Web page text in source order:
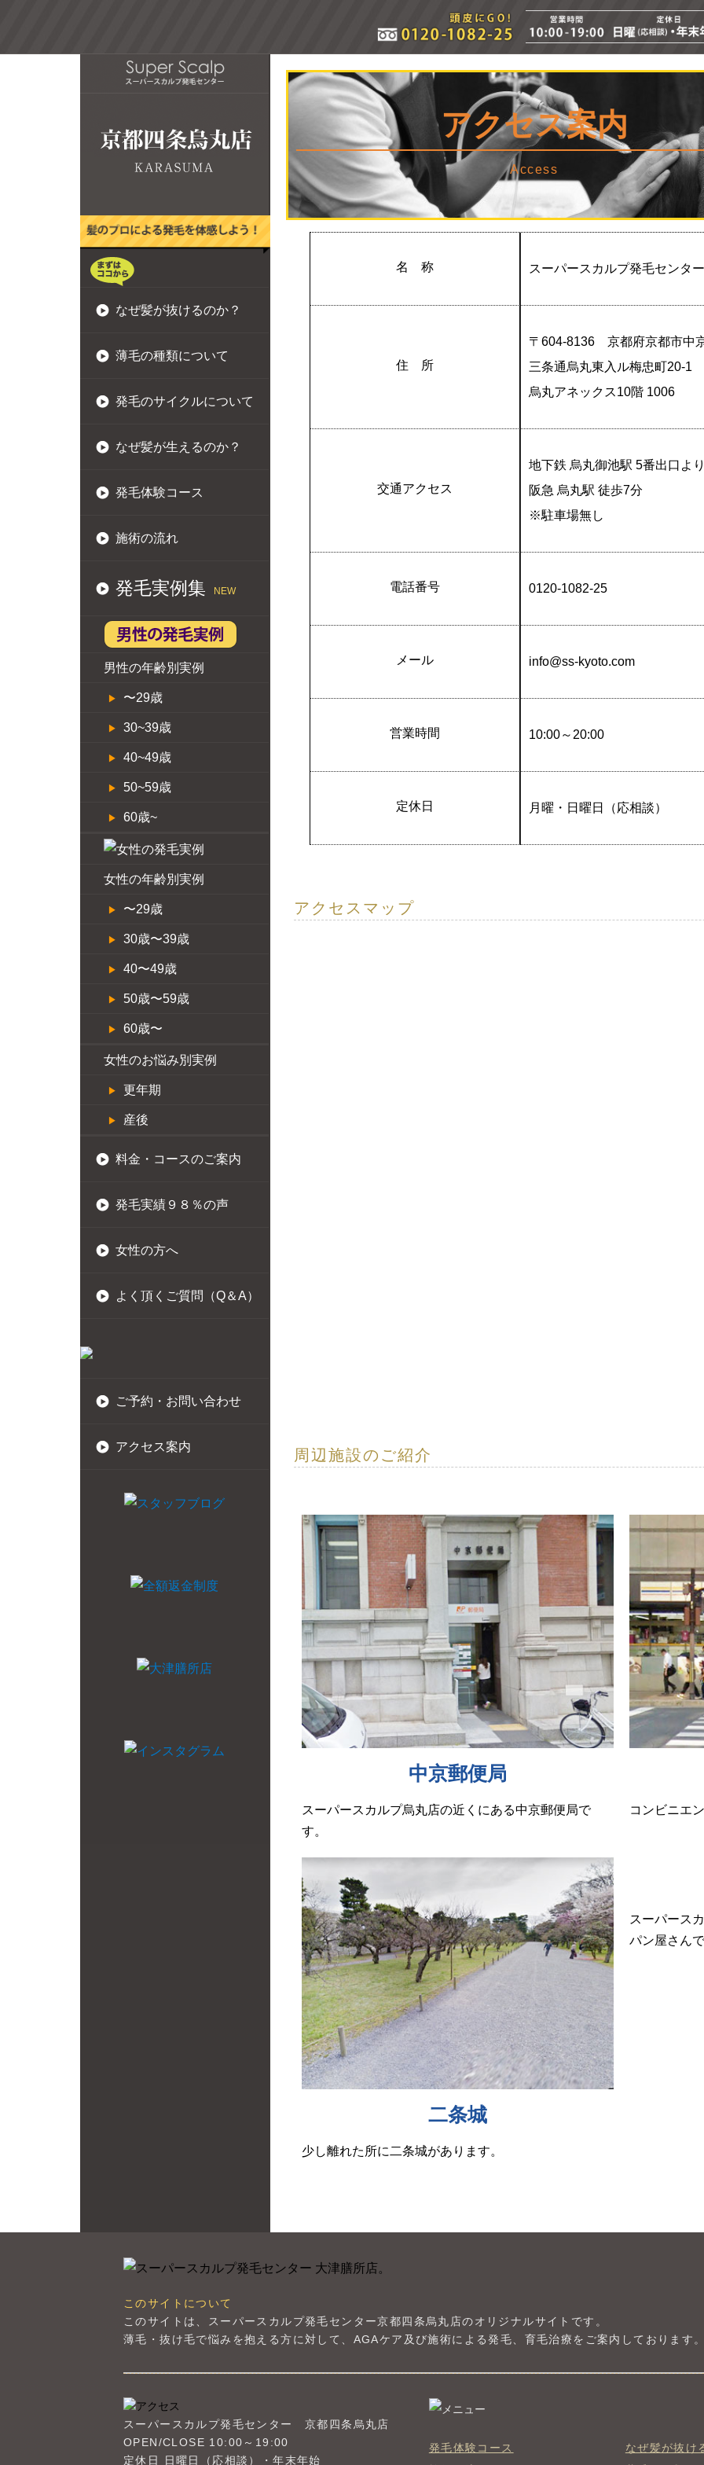
なぜ髪が抜けるのか？
薄毛の種類について
発毛のサイクルについて
なぜ髪が生えるのか？
発毛体験コース
施術の流れ
発毛実例集 NEW
男性の年齢別実例
〜29歳
30~39歳
40~49歳
50~59歳
60歳~
女性の年齢別実例
〜29歳
30歳〜39歳
40〜49歳
50歳〜59歳
60歳〜
女性のお悩み別実例
更年期
産後
料金・コースのご案内
発毛実績９８％の声
女性の方へ
よく頂くご質問（Q＆A）
ご予約・お問い合わせ
アクセス案内
アクセス案内
Access
名 称 スーパースカルプ発毛センタ
住 所
〒604-8136 京都府京都市中
三条通烏丸東入ル梅忠町20-1
烏丸アネックス10階 1006
交通アクセス
地下鉄 烏丸御池駅 5番出口よ
阪急 烏丸駅 徒歩7分
※駐車場無し
電話番号 0120-1082-25
メール info@ss-kyoto.com
営業時間 10:00～20:00
定休日 月曜・日曜日（応相談）
アクセスマップ
周辺施設のご紹介
中京郵便局
スーパースカルプ烏丸店の近くにある中京郵便局で
す。
二条城
少し離れた所に二条城があります。
コンビニエ
スーパース
パン屋さんで
このサイトについて
このサイトは、スーパースカルプ発毛センター京都四条烏丸店のオリジナルサイトです。
薄毛・抜け毛で悩みを抱える方に対して、AGAケア及び施術による発毛、育毛治療をご案内しております。
スーパースカルプ発毛センター 京都四条烏丸店
OPEN/CLOSE 10:00～19:00
定休日 日曜日（応相談）・年末年始
発毛体験コース
なぜ髪が抜け